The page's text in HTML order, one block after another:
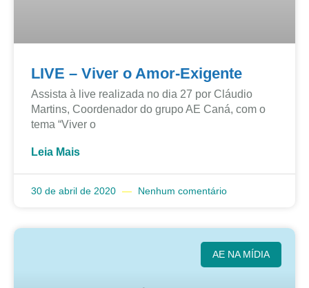
LIVE – Viver o Amor-Exigente
Assista à live realizada no dia 27 por Cláudio
Martins, Coordenador do grupo AE Caná, com o
tema “Viver o
Leia Mais
30 de abril de 2020 Nenhum comentário
AE NA MÍDIA